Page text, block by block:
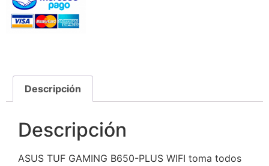
Descripción
Descripción
ASUS TUF GAMING B650-PLUS WIFI toma todos